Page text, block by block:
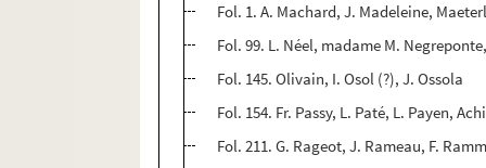
Fol. 1. A. Machard, J. Madeleine,
Fol. 99. L. Néel, madame M.
Fol. 145. Olivain, I. Osol (?), J. Ossola
Fol. 154. Fr. Passy, L. Paté, L. Payen,
Fol. 211. G. Rageot, J. Rameau, F.